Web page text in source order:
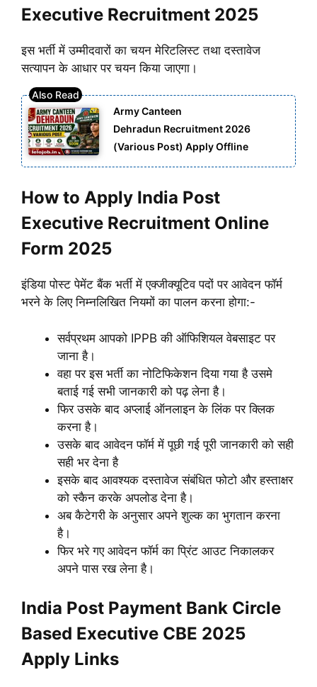
Executive Recruitment 2025
इस भर्ती में उम्मीदवारों का चयन मेरिटलिस्ट तथा दस्तावेज
सत्यापन के आधार पर चयन किया जाएगा।
Army Canteen
Dehradun Recruitment 2026
(Various Post) Apply Offline
How to Apply India Post
Executive Recruitment Online
Form 2025
इंडिया पोस्ट पेमेंट बैंक भर्ती में एक्जीक्यूटिव पदों पर आवेदन फॉर्म
भरने के लिए निम्नलिखित नियमों का पालन करना होगा:-
सर्वप्रथम आपको IPPB की ऑफिशियल वेबसाइट पर
जाना है।
वहा पर इस भर्ती का नोटिफिकेशन दिया गया है उसमे
बताई गई सभी जानकारी को पढ़ लेना है।
फिर उसके बाद अप्लाई ऑनलाइन के लिंक पर क्लिक
करना है।
उसके बाद आवेदन फॉर्म में पूछी गई पूरी जानकारी को सही
सही भर देना है
इसके बाद आवश्यक दस्तावेज संबंधित फोटो और हस्ताक्षर
को स्कैन करके अपलोड देना है।
अब कैटेगरी के अनुसार अपने शुल्क का भुगतान करना
है।
फिर भरे गए आवेदन फॉर्म का प्रिंट आउट निकालकर
अपने पास रख लेना है।
India Post Payment Bank Circle
Based Executive CBE 2025
Apply Links